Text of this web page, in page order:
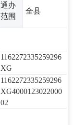
通办
范围
全县
1162272335259296
XG
1162272335259296
XG4000123022000
02